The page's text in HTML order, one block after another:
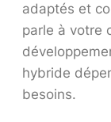
adaptés et
parle à votre
hybride
besoins.